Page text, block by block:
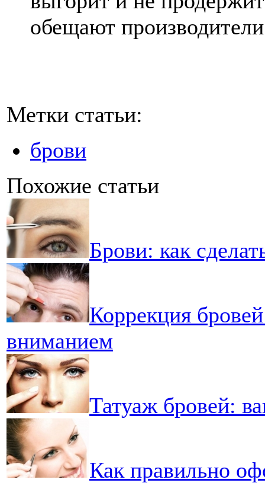
обещают
Метки статьи:
брови
Похожие статьи
Брови: как
Коррекция
вниманием
Татуаж бровей:
Как правильно